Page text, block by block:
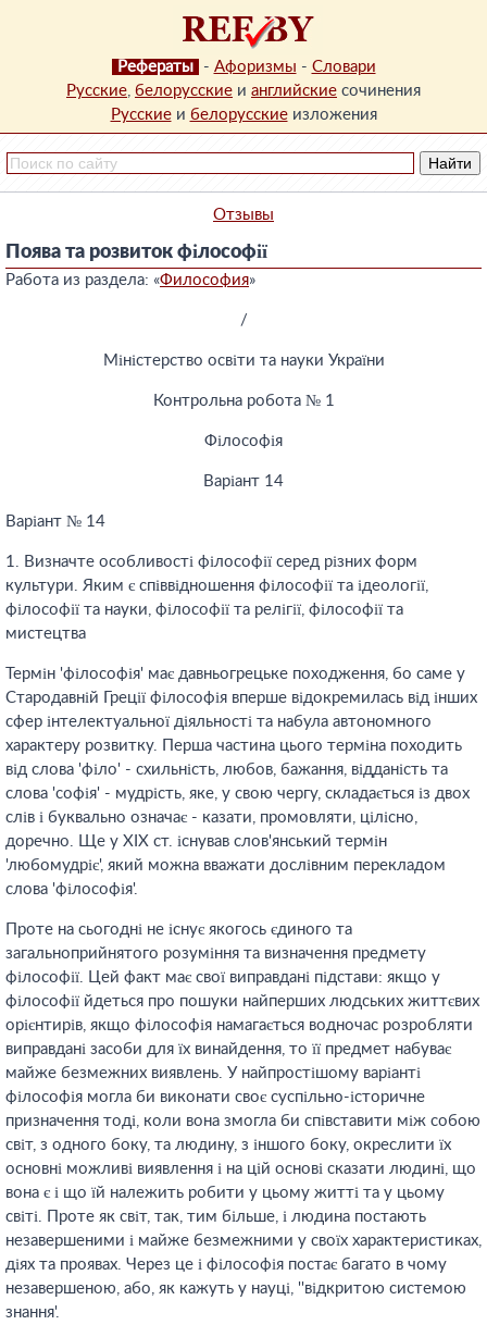
Рефераты - Афоризмы - Словари
Русские, белорусские и английские сочинения
Русскиеи белорусскиеизложения
Отзывы
Поява та розвиток філософії
Работа из раздела: «Философия»
/
Міністерство освіти та науки України
Контрольна робота № 1
Філософія
Варіант 14
Варіант № 14
1. Визначте особливості філософії серед різних форм
культури. Яким є співвідношення філософії та ідеології,
філософії та науки, філософії та релігії, філософії та
мистецтва
Термін 'філософія' має давньогрецьке походження, бо саме у
Стародавній Греції філософія вперше відокремилась від інших
сфер інтелектуальної діяльності та набула автономного
характеру розвитку. Перша частина цього терміна походить
від слова 'філо' - схильність, любов, бажання, відданість та
слова 'софія' - мудрість, яке, у свою чергу, складається із двох
слів і буквально означає - казати, промовляти, цілісно,
доречно. Ще у XIX ст. існував слов'янський термін
'любомудріє', який можна вважати дослівним перекладом
слова 'філософія'.
Проте на сьогодні не існує якогось єдиного та
загальноприйнятого розуміння та визначення предмету
філософії. Цей факт має свої виправдані підстави: якщо у
філософії йдеться про пошуки найперших людських життєвих
орієнтирів, якщо філософія намагається водночас розробляти
виправдані засоби для їх винайдення, то її предмет набуває
майже безмежних виявлень. У найпростішому варіанті
філософія могла би виконати своє суспільно-історичне
призначення тоді, коли вона змогла би співставити між собою
світ, з одного боку, та людину, з іншого боку, окреслити їх
основні можливі виявлення і на цій основі сказати людині, що
вона є і що їй належить робити у цьому житті та у цьому
світі. Проте як світ, так, тим більше, і людина постають
незавершеними і майже безмежними у своїх характеристиках,
діях та проявах. Через це і філософія постає багато в чому
незавершеною, або, як кажуть у науці, ''відкритою системою
знання'.